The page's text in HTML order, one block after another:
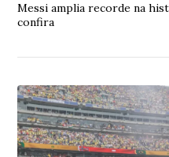
Messi amplia recorde na
confira